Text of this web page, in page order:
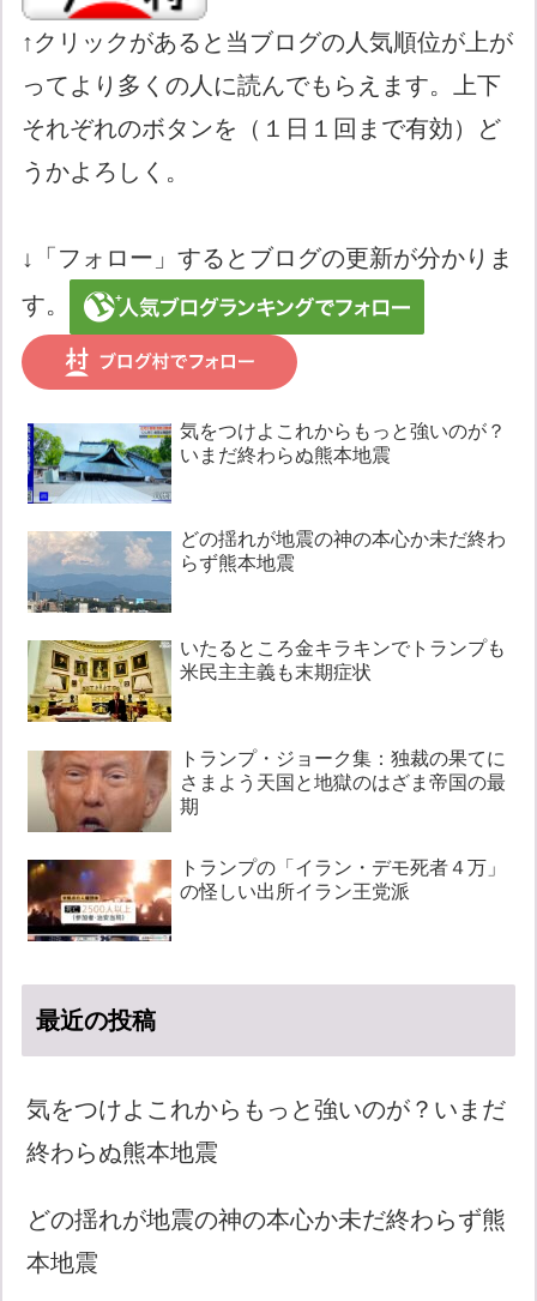
↑クリックがあると当ブログの人気順位が上が
ってより多くの人に読んでもらえます。上下
それぞれのボタンを（１日１回まで有効）ど
うかよろしく。
↓「フォロー」するとブログの更新が分かりま
す。
気をつけよこれからもっと強いのが？
いまだ終わらぬ熊本地震
どの揺れが地震の神の本心か未だ終わ
らず熊本地震
いたるところ金キラキンでトランプも
米民主主義も末期症状
トランプ・ジョーク集：独裁の果てに
さまよう天国と地獄のはざま帝国の最
期
トランプの「イラン・デモ死者４万」
の怪しい出所イラン王党派
最近の投稿
気をつけよこれからもっと強いのが？いまだ
終わらぬ熊本地震
どの揺れが地震の神の本心か未だ終わらず熊
本地震